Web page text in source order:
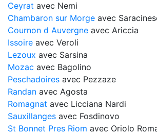
Ceyrat avec Nemi
Chambaron sur Morge avec
Cournon d Auvergne avec Ariccia
Issoire avec Veroli
Lezoux avec Sarsina
Mozac avec Bagolino
Peschadoires avec Pezzaze
Randan avec Agosta
Romagnat avec Licciana Nardi
Sauxillanges avec Fosdinovo
St Bonnet Pres Riom avec Oriolo